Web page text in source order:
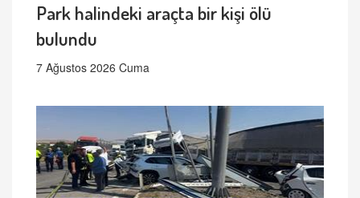
Park halindeki araçta bir kişi ölü
bulundu
7 Ağustos 2026 Cuma